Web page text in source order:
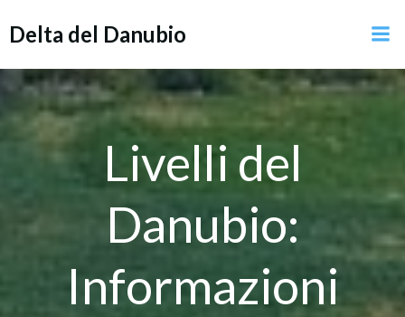
Delta del Danubio
Livelli del
Danubio:
Informazioni